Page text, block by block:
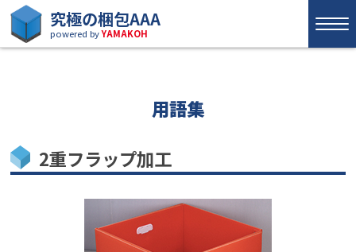
究極の梱包AAA
powered byYAMAKOH
用語集
2重フラップ加工